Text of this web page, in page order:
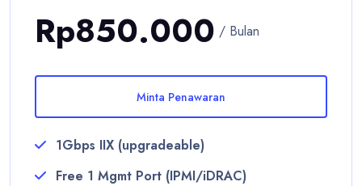
Rp850.000 / Bulan
Minta Penawaran
1Gbps IIX (upgradeable)
Free 1 Mgmt Port (IPMI/iDRAC)